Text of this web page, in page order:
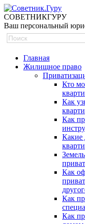
СОВЕТНИКГУРУ
Ваш персональный
Главная
Жилищное право
Кто
Как
Как
Какие
Как
Как
Как